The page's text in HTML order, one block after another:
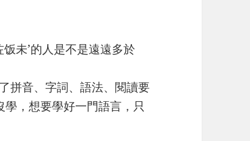
未’的人是不是遠遠多於
拼音、字詞、語法、閱讀要
，想要學好一門語言，只